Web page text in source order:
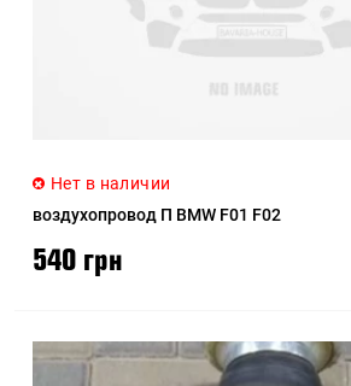
Нет в наличии
воздухопровод П BMW F01 F02
540 грн